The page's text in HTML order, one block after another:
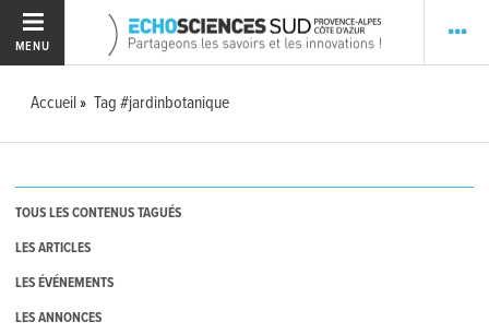
MENU
Accueil Tag #jardinbotanique
TOUS LES CONTENUS TAGUÉS
LES ARTICLES
LES ÉVÉNEMENTS
LES ANNONCES